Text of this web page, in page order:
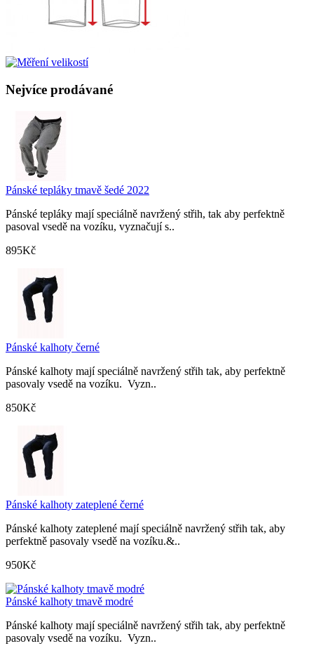
Nejvíce prodávané
Pánské tepláky tmavě šedé 2022
Pánské tepláky mají speciálně navržený střih, tak aby perfektně
pasoval vsedě na vozíku, vyznačují s..
895Kč
Pánské kalhoty černé
Pánské kalhoty mají speciálně navržený střih tak, aby perfektně
pasovaly vsedě na vozíku. Vyzn..
850Kč
Pánské kalhoty zateplené černé
Pánské kalhoty zateplené mají speciálně navržený střih tak, aby
perfektně pasovaly vsedě na vozíku.&..
950Kč
Pánské kalhoty tmavě modré
Pánské kalhoty mají speciálně navržený střih tak, aby perfektně
pasovaly vsedě na vozíku. Vyzn..